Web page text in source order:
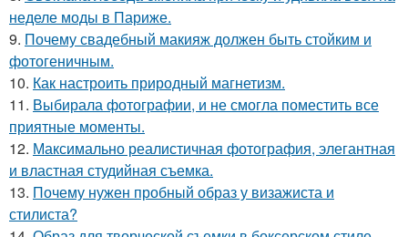
неделе моды в Париже.
9. Почему свадебный макияж должен быть стойким и
фотогеничным.
10. Как настроить природный магнетизм.
11. Выбирала фотографии, и не смогла поместить все
приятные моменты.
12. Максимально реалистичная фотография, элегантная
и властная студийная съемка.
13. Почему нужен пробный образ у визажиста и
стилиста?